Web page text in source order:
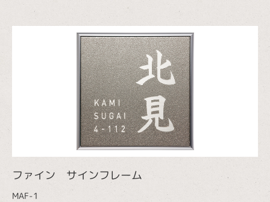
ファイン サインフレーム
MAF-1